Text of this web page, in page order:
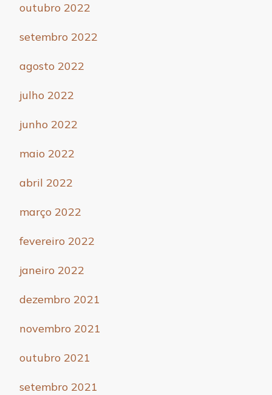
outubro 2022
setembro 2022
agosto 2022
julho 2022
junho 2022
maio 2022
abril 2022
março 2022
fevereiro 2022
janeiro 2022
dezembro 2021
novembro 2021
outubro 2021
setembro 2021